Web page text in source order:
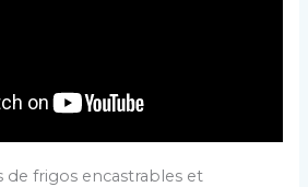
de frigos encastrables et